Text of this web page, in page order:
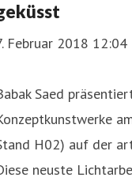
Februar 2018 12:04
Saed
H02) auf der
neuste